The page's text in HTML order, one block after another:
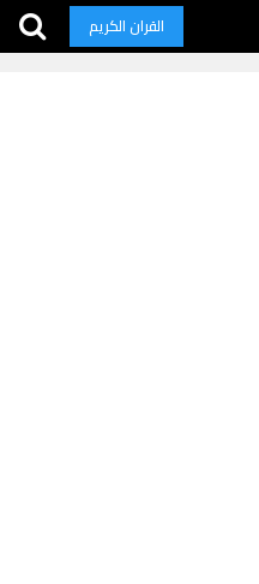
القران الكريم